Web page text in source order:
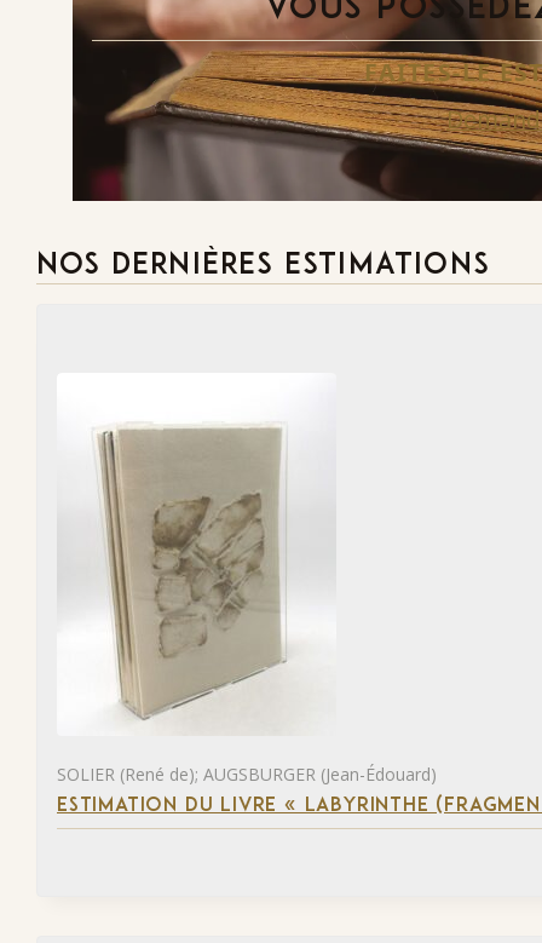
VOUS
FAITES-LE
NOS DERNIÈRES ESTIMATIONS
SOLIER (René de); AUGSBURGER (Jean-Édouard)
ESTIMATION DU LIVRE « LABYRINTHE